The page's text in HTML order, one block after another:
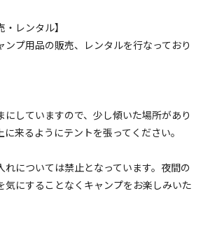
・レンタル】
ンプ用品の販売、レンタルを行なっており
にしていますので、少し傾いた場所があり
来るようにテントを張ってください。
れについては禁止となっています。夜間の
気にすることなくキャンプをお楽しみいた
込）2～6人：1泊・1張
円/泊
変動する場合があります。
詳細・空き確認